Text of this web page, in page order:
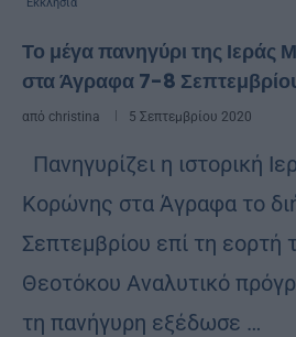
Το μέγα πανηγύρι της
στα Άγραφα 7-8
από christina 5 Σεπτεμβρίου 2020
Πανηγυρίζει η ιστορική
Κορώνης στα Άγραφα το
Σεπτεμβρίου επί τη εορτή
Θεοτόκου Αναλυτικό
τη πανήγυρη εξέδωσε …